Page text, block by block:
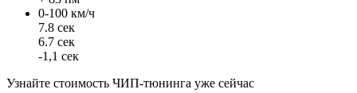
0-100 км/ч
7.8 сек
6.7 сек
-1,1 сек
Узнайте стоимость ЧИП-тюнинга уже сейчас